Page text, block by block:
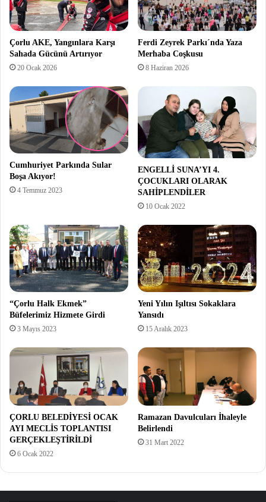
Çorlu AKE, Yangınlara Karşı
Sahada Gücünü Artırıyor
20 Ocak 2026
Ferdi Zeyrek Parkı´nda Yaza
Merhaba Coşkusu
8 Haziran 2026
Cumhuriyet Parkında Sular
Boşa Akıyor!
4 Temmuz 2023
ENGELLİ SUNA’YI 4.
ÇOCUKLARI OLARAK
SAHİPLENDİLER
10 Ocak 2022
“Çorlu Halk Ekmek”
Büfelerimiz Hizmete Girdi
3 Mayıs 2023
Yeni Yılın Işıltısı Sokaklara
Yansıdı
15 Aralık 2023
ÇORLU BELEDİYESİ OCAK
AYI MECLİS TOPLANTISI
GERÇEKLEŞTİRİLDİ
6 Ocak 2022
Ramazan Davulcuları İhaleyle
Belirlendi
31 Mart 2022